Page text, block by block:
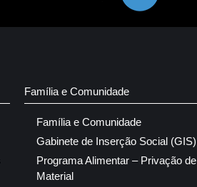
Família e Comunidade
Família e Comunidade
Gabinete de Inserção Social (GIS)
Programa Alimentar – Privação de
Material